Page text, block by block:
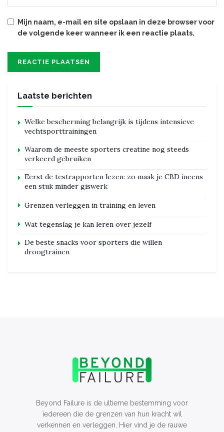
Mijn naam, e-mail en site opslaan in deze browser voor
de volgende keer wanneer ik een reactie plaats.
Laatste berichten
Welke bescherming belangrijk is tijdens intensieve
vechtsporttrainingen
Waarom de meeste sporters creatine nog steeds
verkeerd gebruiken
Eerst de testrapporten lezen: zo maak je CBD ineens
een stuk minder giswerk
Grenzen verleggen in training en leven
Wat tegenslag je kan leren over jezelf
De beste snacks voor sporters die willen
droogtrainen
Beyond Failure is de ultieme bestemming voor
iedereen die de grenzen van hun kracht wil
verkennen en verleggen. Hier vind je de rauwe